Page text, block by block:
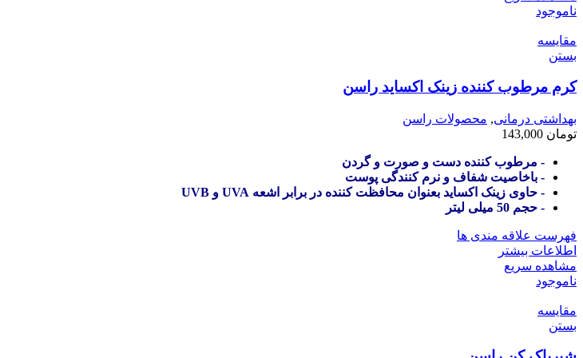
ناموجود
مقایسه
بستن
کرم مرطوب کننده زینک اکساید راسن
بهداشتی درمانی, محصولات راسن
تومان
- مرطوب کننده دست و صورت و گردن
- باخاصیت شفاف و نرم کنندگی پوست
- حاوی زینک اکساید بعنوان محافظت کننده در برابر اشعه UVA و UVB
- حجم 50 میلی لیتر
فهرست علاقه مندی ها
اطلاعات بیشتر
مشاهده سریع
ناموجود
مقایسه
بستن